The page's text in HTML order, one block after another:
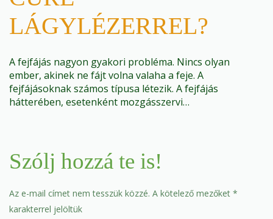
LÁGYLÉZERREL?
A fejfájás nagyon gyakori probléma. Nincs olyan
ember, akinek ne fájt volna valaha a feje. A
fejfájásoknak számos típusa létezik. A fejfájás
hátterében, esetenként mozgásszervi…
Szólj hozzá te is!
Az e-mail címet nem tesszük közzé. A kötelező mezőket *
karakterrel jelöltük